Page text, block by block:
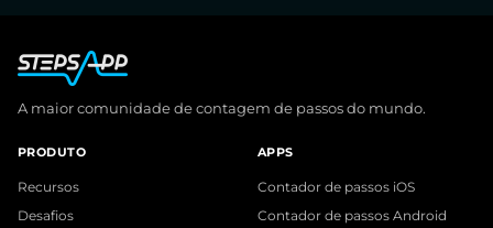
A maior comunidade de contagem de passos do mundo.
PRODUTO
Recursos
Desafios
APPS
Contador de passos iOS
Contador de passos Android